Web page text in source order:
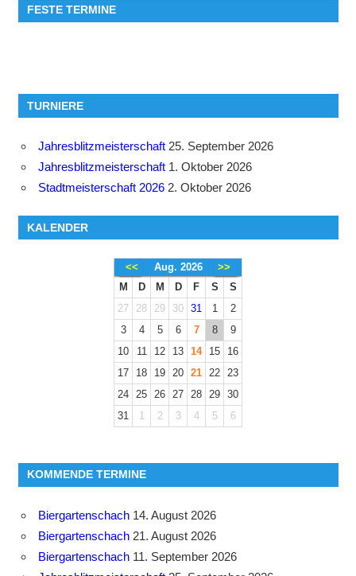
FESTE TERMINE
TURNIERE
Jahresblitzmeisterschaft 25. September 2026
Jahresblitzmeisterschaft 1. Oktober 2026
Stadtmeisterschaft 2026 2. Oktober 2026
KALENDER
<< Aug. 2026
>>
M
D M D F S
S
27
28 29 30 31 1
2
3
4 5 6 7 8
9
10
11 12 13 14 15
16
17
18 19 20 21 22
23
24
25 26 27 28 29 30
31
1 2 3 4 5 6
KOMMENDE TERMINE
Biergartenschach 14. August 2026
Biergartenschach 21. August 2026
Biergartenschach 11. September 2026